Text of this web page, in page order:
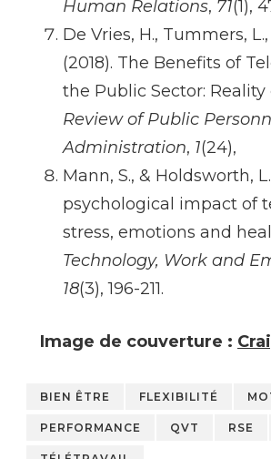
Human Relations, 71(1),
De Vries, H., Tummers,
(2018). The Benefits of
the Public Sector: Reality
Review of Public
Administration, 1(24),
Mann, S., & Holdsworth,
psychological impact of
stress, emotions and
Technology, Work and
18(3), 196-211.
Image de couverture :
BIEN ÊTRE FLEXIBILITÉ
PERFORMANCE QVT RSE